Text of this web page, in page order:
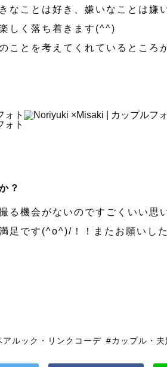
なことは好き、嫌いなことは嫌
しく落ち着きます(^^)
ことを考えてくれているところ
？
る機会がないのですごくいい思
足です(^o^)/！！またお願いし
アルック・リンクコーデ #カップル・夫